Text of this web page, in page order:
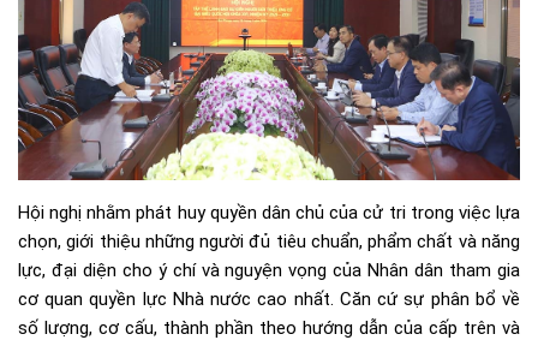
Hội nghị nhằm phát huy quyền dân chủ của cử tri trong việc lựa
chọn, giới thiệu những người đủ tiêu chuẩn, phẩm chất và năng
lực, đại diện cho ý chí và nguyện vọng của Nhân dân tham gia
cơ quan quyền lực Nhà nước cao nhất. Căn cứ sự phân bổ về
số lượng, cơ cấu, thành phần theo hướng dẫn của cấp trên và